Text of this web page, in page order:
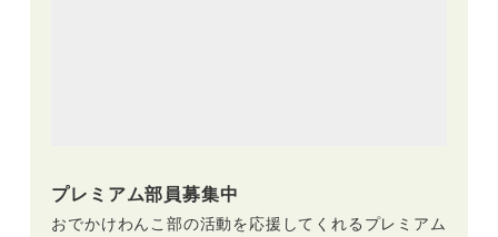
プレミアム部員募集中
おでかけわんこ部の活動を応援してくれるプレミアム